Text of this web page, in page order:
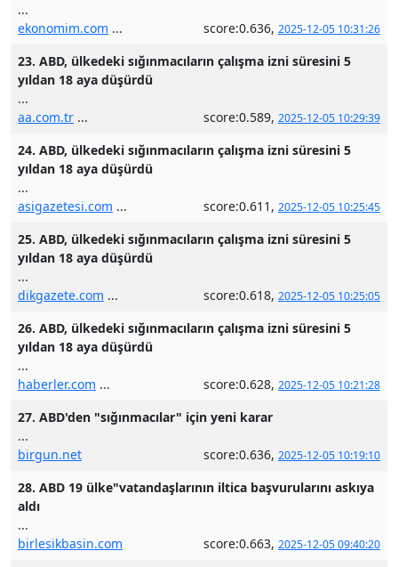
...
ekonomim.com ... score:0.636, 2025-12-05 10:31:26
23. ABD, ülkedeki sığınmacıların çalışma izni süresini 5
yıldan 18 aya düşürdü
...
aa.com.tr ... score:0.589, 2025-12-05 10:29:39
24. ABD, ülkedeki sığınmacıların çalışma izni süresini 5
yıldan 18 aya düşürdü
...
asigazetesi.com ... score:0.611, 2025-12-05 10:25:45
25. ABD, ülkedeki sığınmacıların çalışma izni süresini 5
yıldan 18 aya düşürdü
...
dikgazete.com ... score:0.618, 2025-12-05 10:25:05
26. ABD, ülkedeki sığınmacıların çalışma izni süresini 5
yıldan 18 aya düşürdü
...
haberler.com ... score:0.628, 2025-12-05 10:21:28
27. ABD'den "sığınmacılar" için yeni karar
...
birgun.net
score:0.636, 2025-12-05 10:19:10
28. ABD 19 ülke"vatandaşlarının iltica başvurularını askıya
aldı
...
birlesikbasin.com
score:0.663, 2025-12-05 09:40:20